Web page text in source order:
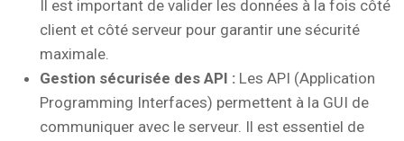
Il est important de valider les données à la fois côté
client et côté serveur pour garantir une sécurité
maximale.
Gestion sécurisée des API : Les API (Application
Programming Interfaces) permettent à la GUI de
communiquer avec le serveur. Il est essentiel de